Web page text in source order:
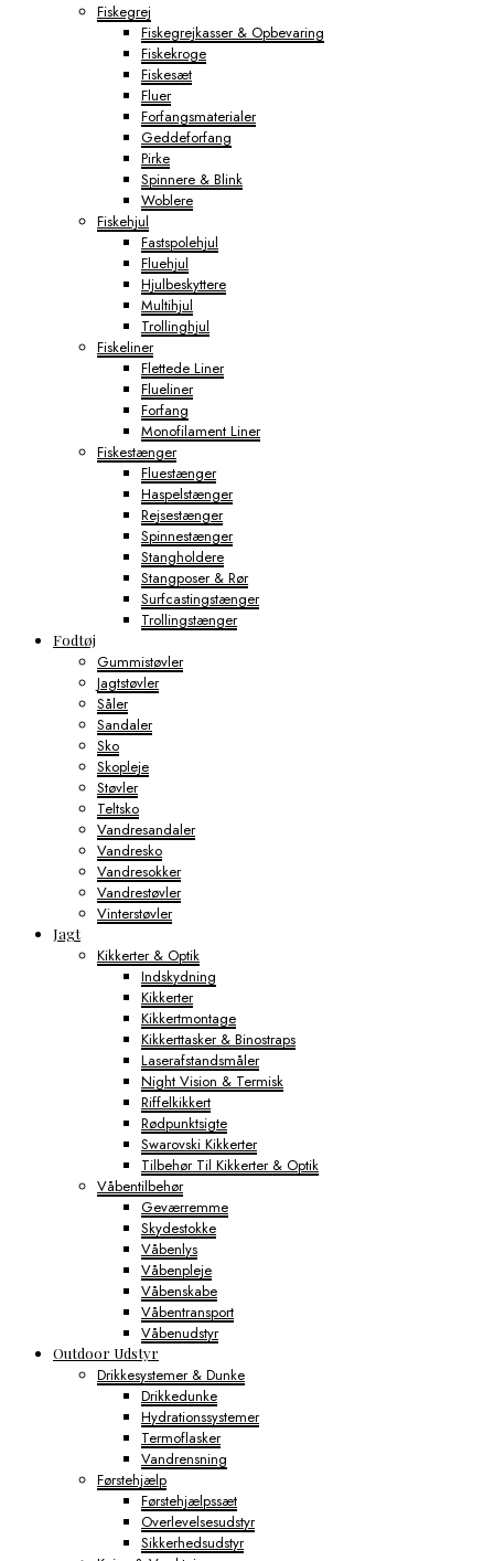
Fiskegrej
Fiskegrejkasser & Opbevaring
Fiskekroge
Fiskesæt
Fluer
Forfangsmaterialer
Geddeforfang
Pirke
Spinnere & Blink
Woblere
Fiskehjul
Fastspolehjul
Fluehjul
Hjulbeskyttere
Multihjul
Trollinghjul
Fiskeliner
Flettede Liner
Flueliner
Forfang
Monofilament Liner
Fiskestænger
Fluestænger
Haspelstænger
Rejsestænger
Spinnestænger
Stangholdere
Stangposer & Rør
Surfcastingstænger
Trollingstænger
Fodtøj
Gummistøvler
Jagtstøvler
Såler
Sandaler
Sko
Skopleje
Støvler
Teltsko
Vandresandaler
Vandresko
Vandresokker
Vandrestøvler
Vinterstøvler
Jagt
Kikkerter & Optik
Indskydning
Kikkerter
Kikkertmontage
Kikkerttasker & Binostraps
Laserafstandsmåler
Night Vision & Termisk
Riffelkikkert
Rødpunktsigte
Swarovski Kikkerter
Tilbehør Til Kikkerter & Optik
Våbentilbehør
Geværremme
Skydestokke
Våbenlys
Våbenpleje
Våbenskabe
Våbentransport
Våbenudstyr
Outdoor Udstyr
Drikkesystemer & Dunke
Drikkedunke
Hydrationssystemer
Termoflasker
Vandrensning
Førstehjælp
Førstehjælpssæt
Overlevelsesudstyr
Sikkerhedsudstyr